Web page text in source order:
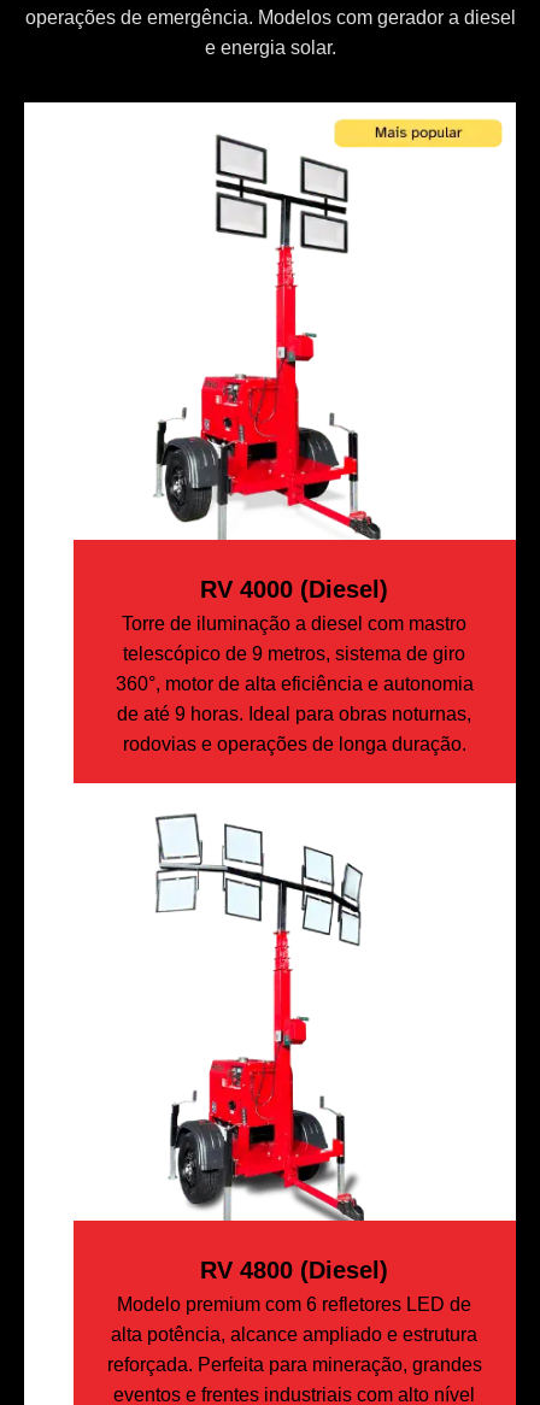
operações de emergência. Modelos com gerador a diesel
e energia solar.
RV 4000 (diesel)
Torre de iluminação a diesel com mastro
telescópico de 9 metros, sistema de giro
360°, motor de alta eficiência e autonomia
de até 9 horas. Ideal para obras noturnas,
rodovias e operações de longa duração.
RV 4800 (Diesel)
Modelo premium com 6 refletores LED de
alta potência, alcance ampliado e estrutura
reforçada. Perfeita para mineração, grandes
eventos e frentes industriais com alto nível